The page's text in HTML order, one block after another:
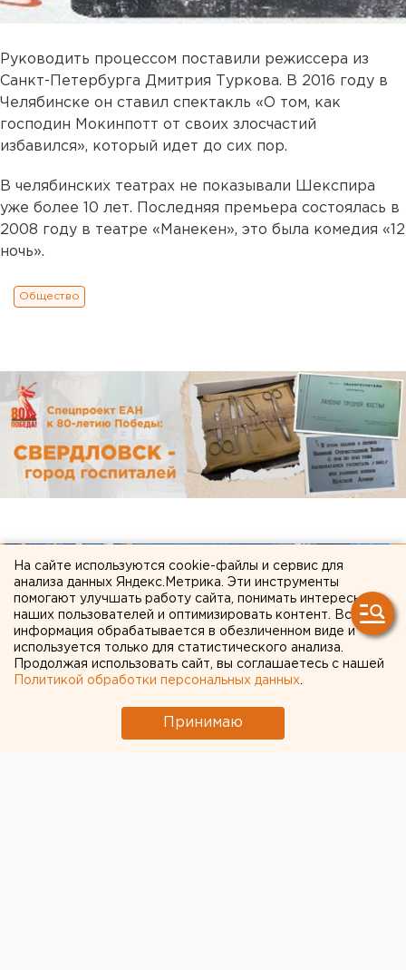
Руководить процессом поставили режиссера из
Санкт-Петербурга Дмитрия Туркова. В 2016 году в
Челябинске он ставил спектакль «О том, как
господин Мокинпотт от своих злосчастий
избавился», который идет до сих пор.
В челябинских театрах не показывали Шекспира
уже более 10 лет. Последняя премьера состоялась в
2008 году в театре «Манекен», это была комедия «12
ночь».
Общество
ЧИТАЙТЕ ТАКЖЕ:
На сайте используются cookie-файлы и сервис для
анализа данных Яндекс.Метрика. Эти инструменты
помогают улучшать работу сайта, понимать интересы
наших пользователей и оптимизировать контент. Вся
информация обрабатывается в обезличенном виде и
используется только для статистического анализа.
Продолжая использовать сайт, вы соглашаетесь с нашей
Политикой обработки персональных данных
Принимаю